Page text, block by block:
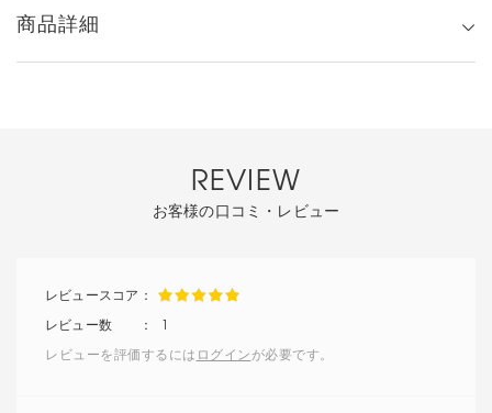
商品詳細
REVIEW
お客様の口コミ・レビュー
レビューを評価するには ログイン が必要です。